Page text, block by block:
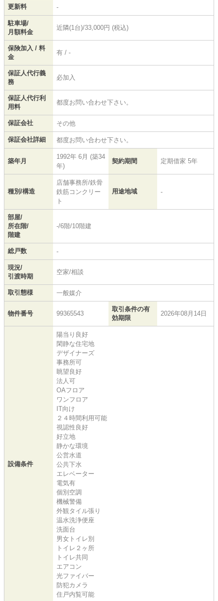
更新料 -
駐車場/
月額料金
近隣(1台)/33,000円 (税込)
保険加入 / 料
金
有 / -
保証人代行義
務
必加入
保証人代行利
用料
都度お問い合わせ下さい。
保証会社 その他
保証会社詳細 都度お問い合わせ下さい。
築年月
1992年 6月 (築34
年)
契約期間 定期借家 5年
種別/構造
店舗事務所/鉄骨
鉄筋コンクリー
ト
用途地域 -
部屋/
所在階/
階建
-/6階/10階建
総戸数 -
現況/
引渡時期
空家/相談
取引態様 一般媒介
物件番号 99365543
取引条件の有
効期限
2026年08月14日
設備条件
陽当り良好
閑静な住宅地
デザイナーズ
事務所可
眺望良好
法人可
OAフロア
ワンフロア
IT向け
２４時間利用可能
視認性良好
好立地
静かな環境
公営水道
公共下水
エレベーター
電気有
個別空調
機械警備
外観タイル張り
温水洗浄便座
洗面台
男女トイレ別
トイレ２ヶ所
トイレ共同
エアコン
光ファイバー
防犯カメラ
住戸内覧可能